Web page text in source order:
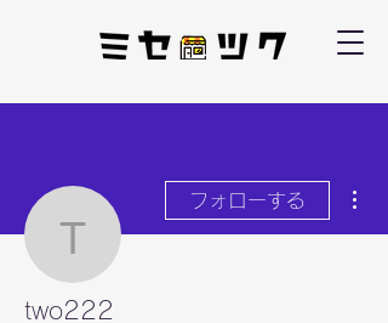
two222
フォローする
two222